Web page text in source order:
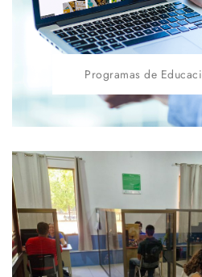
Programas de